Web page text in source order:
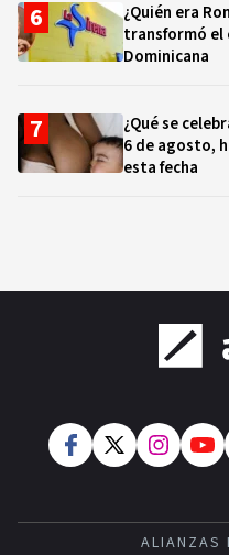
¿Quién era
transformó el
Dominicana
¿Qué se
6 de agosto,
esta fecha
ALIANZAS